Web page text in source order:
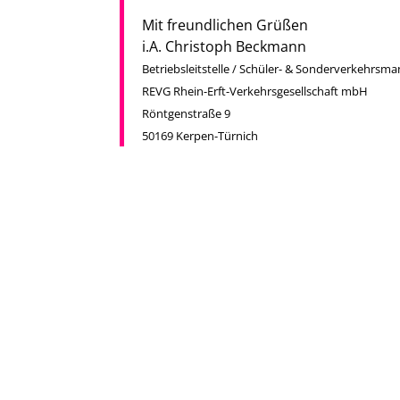
Mit freundlichen Grüßen
i.A. Christoph Beckmann
Betriebsleitstelle / Schüler- &
REVG Rhein-Erft-Verkehrsgesellschaft mbH
Röntgenstraße 9
50169 Kerpen-Türnich